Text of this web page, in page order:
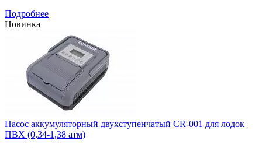
Подробнее
Новинка
Насос аккумуляторный двухступенчатый CR-001 для лодок
ПВХ (0,34-1,38 атм)